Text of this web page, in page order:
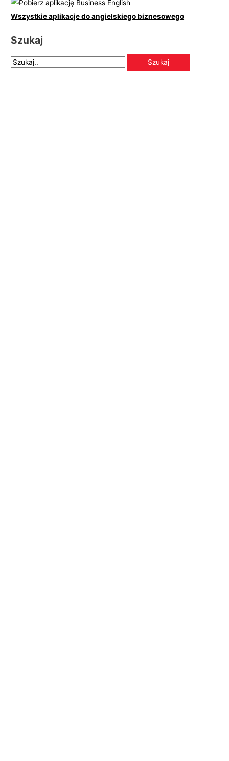
Wszystkie aplikacje do angielskiego biznesowego
Szukaj